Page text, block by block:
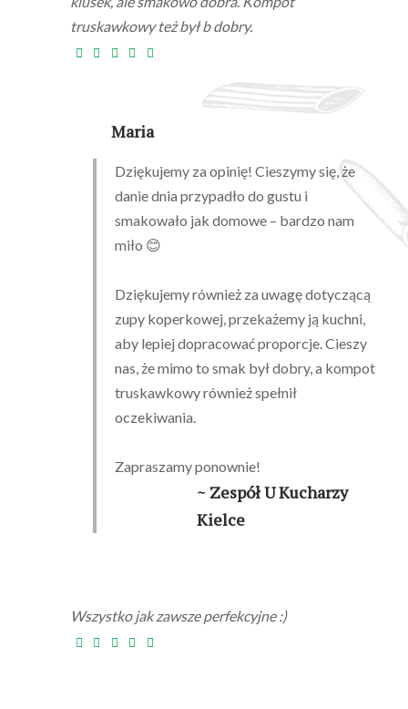
truskawkowy też był b dobry.
Maria
Dziękujemy za opinię! Cieszymy się, że
danie dnia przypadło do gustu i
smakowało jak domowe – bardzo nam
miło 😊
Dziękujemy również za uwagę dotyczącą
zupy koperkowej, przekażemy ją kuchni,
aby lepiej dopracować proporcje. Cieszy
nas, że mimo to smak był dobry, a kompot
truskawkowy również spełnił
oczekiwania.
Zapraszamy ponownie!
~ Zespół U Kucharzy
Kielce
Wszystko jak zawsze perfekcyjne :)